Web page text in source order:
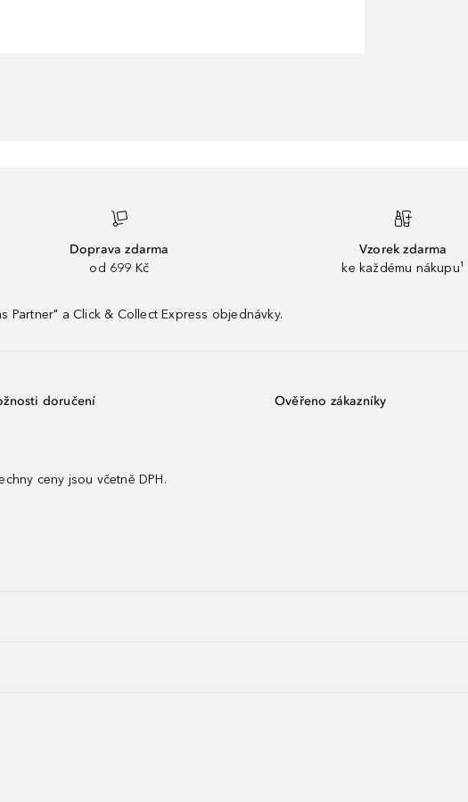
Doprava zdarma
od 699 Kč
Vzorek zdarma
ke každému nákupu¹
Partner" a Click & Collect Express objednávky.
doručení
ceny jsou včetně DPH.
Ověřeno zákazníky